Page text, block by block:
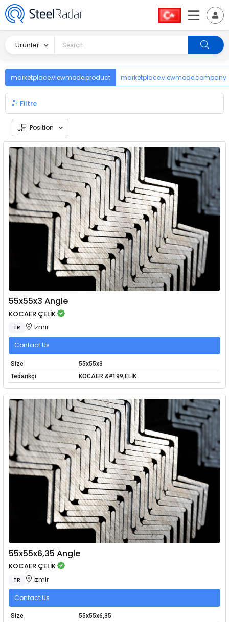
Ürünler
marketplace.viewmode.product marketplace.viewmode.company
Filtre
Position
55x55x3 Angle
KOCAER ÇELİK
TR İzmir
Contact Us
Size
55x55x3
Tedarikçi
KOCAER &#199;ELİK
55x55x6,35 Angle
KOCAER ÇELİK
TR İzmir
Contact Us
Size
55x55x6,35